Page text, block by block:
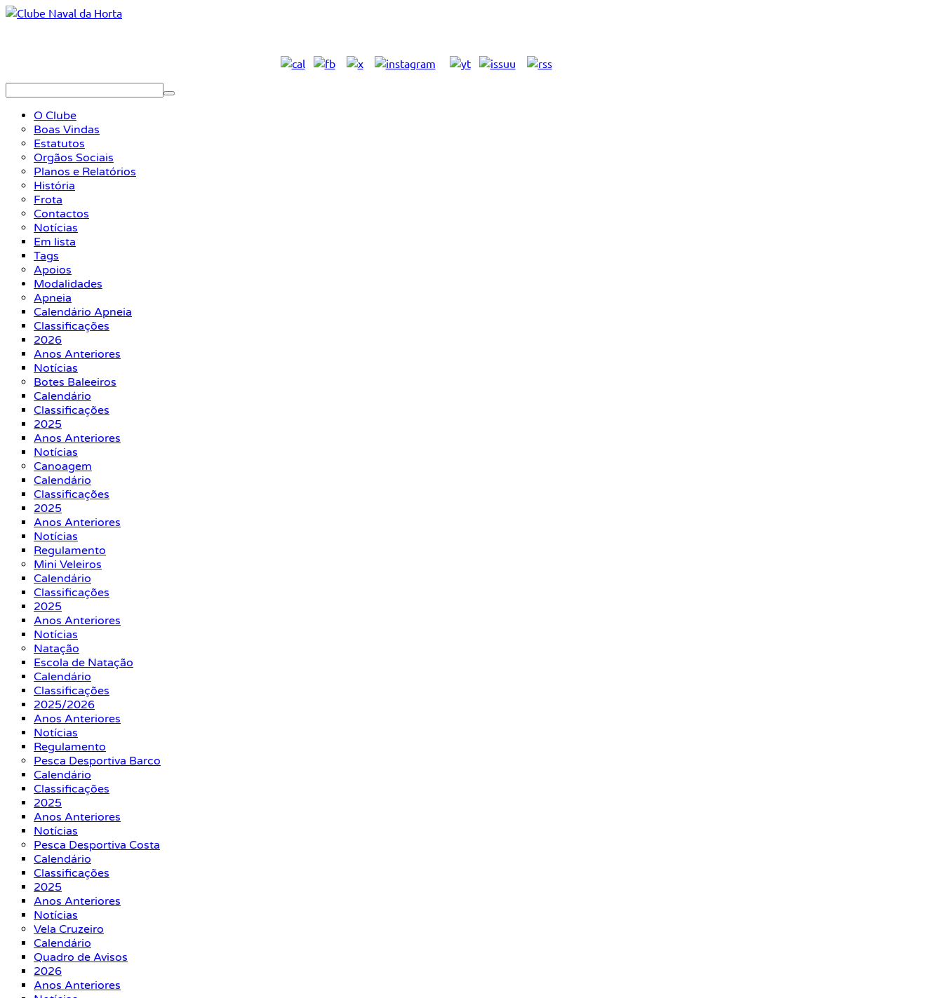
O Clube
Boas Vindas
Estatutos
Orgãos Sociais
Planos e Relatórios
História
Frota
Contactos
Notícias
Em lista
Tags
Apoios
Modalidades
Apneia
Calendário Apneia
Classificações
2026
Anos Anteriores
Notícias
Botes Baleeiros
Calendário
Classificações
2025
Anos Anteriores
Notícias
Canoagem
Calendário
Classificações
2025
Anos Anteriores
Notícias
Regulamento
Mini Veleiros
Calendário
Classificações
2025
Anos Anteriores
Notícias
Natação
Escola de Natação
Calendário
Classificações
2025/2026
Anos Anteriores
Notícias
Regulamento
Pesca Desportiva Barco
Calendário
Classificações
2025
Anos Anteriores
Notícias
Pesca Desportiva Costa
Calendário
Classificações
2025
Anos Anteriores
Notícias
Vela Cruzeiro
Calendário
Quadro de Avisos
2026
Anos Anteriores